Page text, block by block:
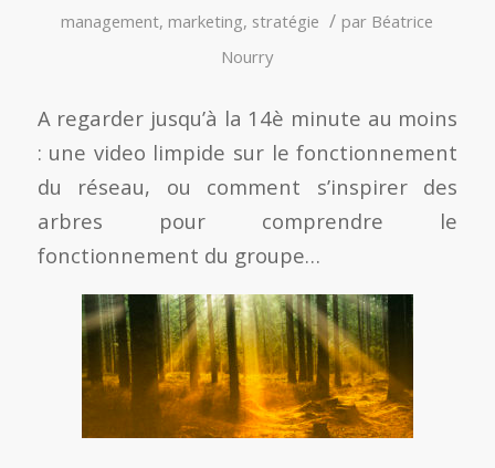
management,marketing, stratégie / par Béatrice
Nourry
A regarder jusqu’à la 14è minute au moins
: une video limpide sur le fonctionnement
du réseau, ou comment s’inspirer des
arbres pour comprendre le
fonctionnement du groupe…